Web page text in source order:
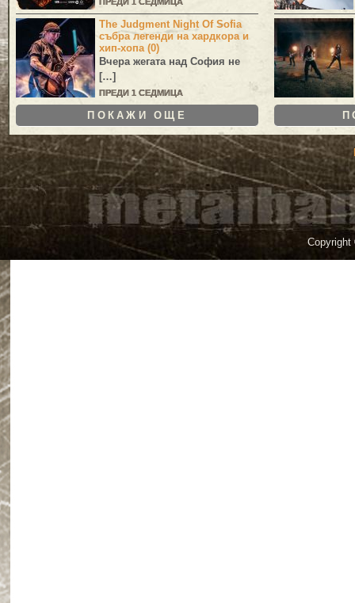
ПРЕДИ 1 СЕДМИЦА
The Judgment Night Of Sofia
събра легенди на хардкора и
хип-хопа (0)
Вчера жегата над София не
[…]
ПРЕДИ 1 СЕДМИЦА
ПОКАЖИ ОЩЕ